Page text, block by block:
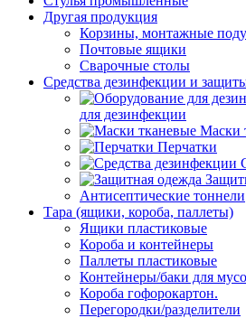
Другая продукция
Корзины, монтажные
Почтовые ящики
Сварочные столы
Средства дезинфекции и
для дезинфекции
Маски
Перчатки
Антисептические тоннели
Тара (ящики, короба, паллеты)
Ящики пластиковые
Короба и контейнеры
Паллеты пластиковые
Контейнеры/баки для
Короба гофорокартон.
Перегородки/разделители